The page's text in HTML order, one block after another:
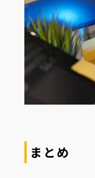
まとめ